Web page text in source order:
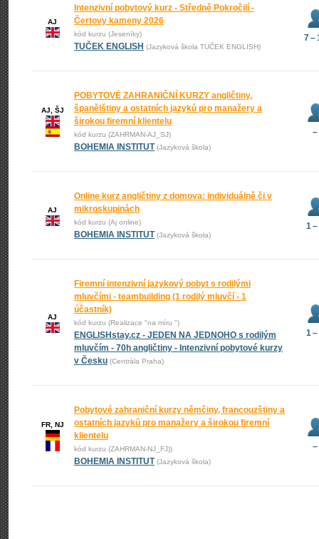
AJ
Intenzivní pobytový kurz - Středně Pokročilí -
Čertovy kameny 2026
kód kurzu (Jeseníky)
TUČEK ENGLISH (Jazyková škola TUČEK ENGLISH)
7 –
AJ, ŠJ
POBYTOVÉ ZAHRANIČNÍ KURZY angličtiny,
španělštiny a ostatních jazyků pro manažery a
širokou firemní klientelu
kód kurzu (ZAHRMAN-AJ_SJ)
BOHEMIA INSTITUT (Jazyková škola)
–
AJ
Online kurz angličtiny z domova: individuálně či v
mikroskupinách
kód kurzu (Aj online)
BOHEMIA INSTITUT (Jazyková škola)
1
AJ
Firemní intenzivní jazykový pobyt s rodilými
mluvčími - teambuilding (1 rodilý mluvčí - 1
účastník)
kód kurzu (Realizace "na míru ")
ENGLISHstay.cz - JEDEN NA JEDNOHO s rodilým
mluvčím - 70h angličtiny - Intenzivní pobytové kurzy
v Česku (Centrála Praha)
1
FR, NJ
Pobytové zahraniční kurzy němčiny, francouzštiny a
ostatních jazyků pro manažery a širokou firemní
klientelu
kód kurzu (ZAHRMAN-NJ_FJ))
BOHEMIA INSTITUT (Jazyková škola)
–